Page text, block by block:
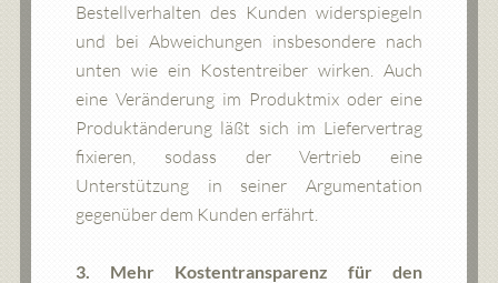
Bestellverhalten des Kunden widerspiegeln
und bei Abweichungen insbesondere nach
unten wie ein Kostentreiber wirken. Auch
eine Veränderung im Produktmix oder eine
Produktänderung läßt sich im Liefervertrag
fixieren, sodass der Vertrieb eine
Unterstützung in seiner Argumentation
gegenüber dem Kunden erfährt.
3. Mehr Kostentransparenz für den